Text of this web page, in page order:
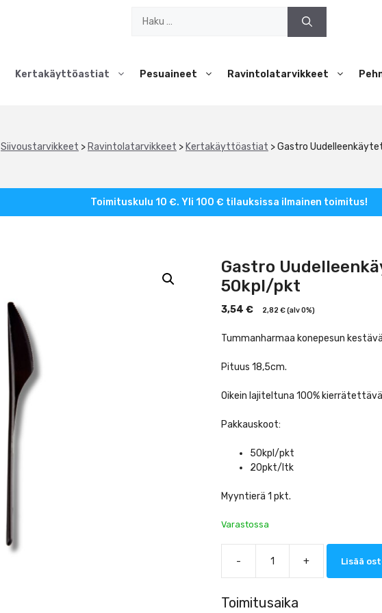
Kertakäyttöastiat Pesuaineet Ravintolatarvikkeet
Siivoustarvikkeet > Ravintolatarvikkeet > Kertakäyttöastiat >Gastro
Toimituskulu 10 €. Yli 100 € tilauksissa ilmainen toimitus!
Gastro
50kpl/pkt
3,54 € 2,82 €(alv 0%)
Tummanharmaa konepesun
Pituus 18,5cm.
Oikein lajiteltuna 100%
Pakkauskoot:
50kpl/pkt
20pkt/ltk
Myyntierä 1 pkt.
Varastossa
-
Uudelleenkäytettävä
veitsi
18,5cm,
+ Lisää
Toimitusaika